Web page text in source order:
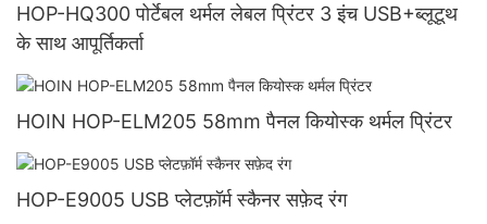
HOP-HQ300 पोर्टेबल थर्मल लेबल प्रिंटर 3 इंच USB+ब्लूटूथ
के साथ आपूर्तिकर्ता
HOIN HOP-ELM205 58mm पैनल कियोस्क थर्मल प्रिंटर
HOP-E9005 USB प्लेटफ़ॉर्म स्कैनर सफ़ेद रंग